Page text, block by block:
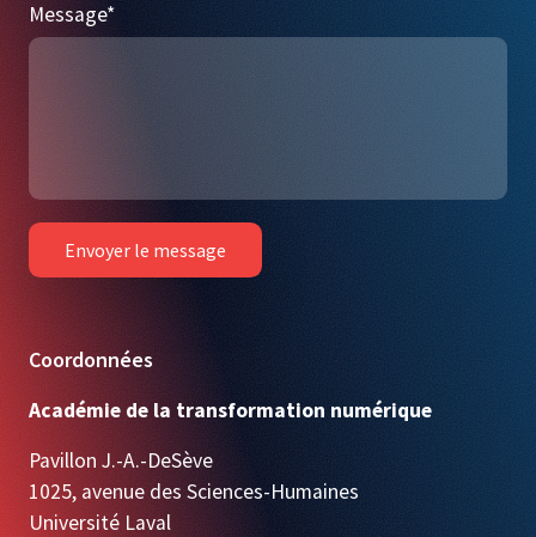
Message*
Envoyer le message
Coordonnées
Académie de la transformation numérique
Pavillon J.-A.-DeSève
1025, avenue des Sciences-Humaines
Université Laval